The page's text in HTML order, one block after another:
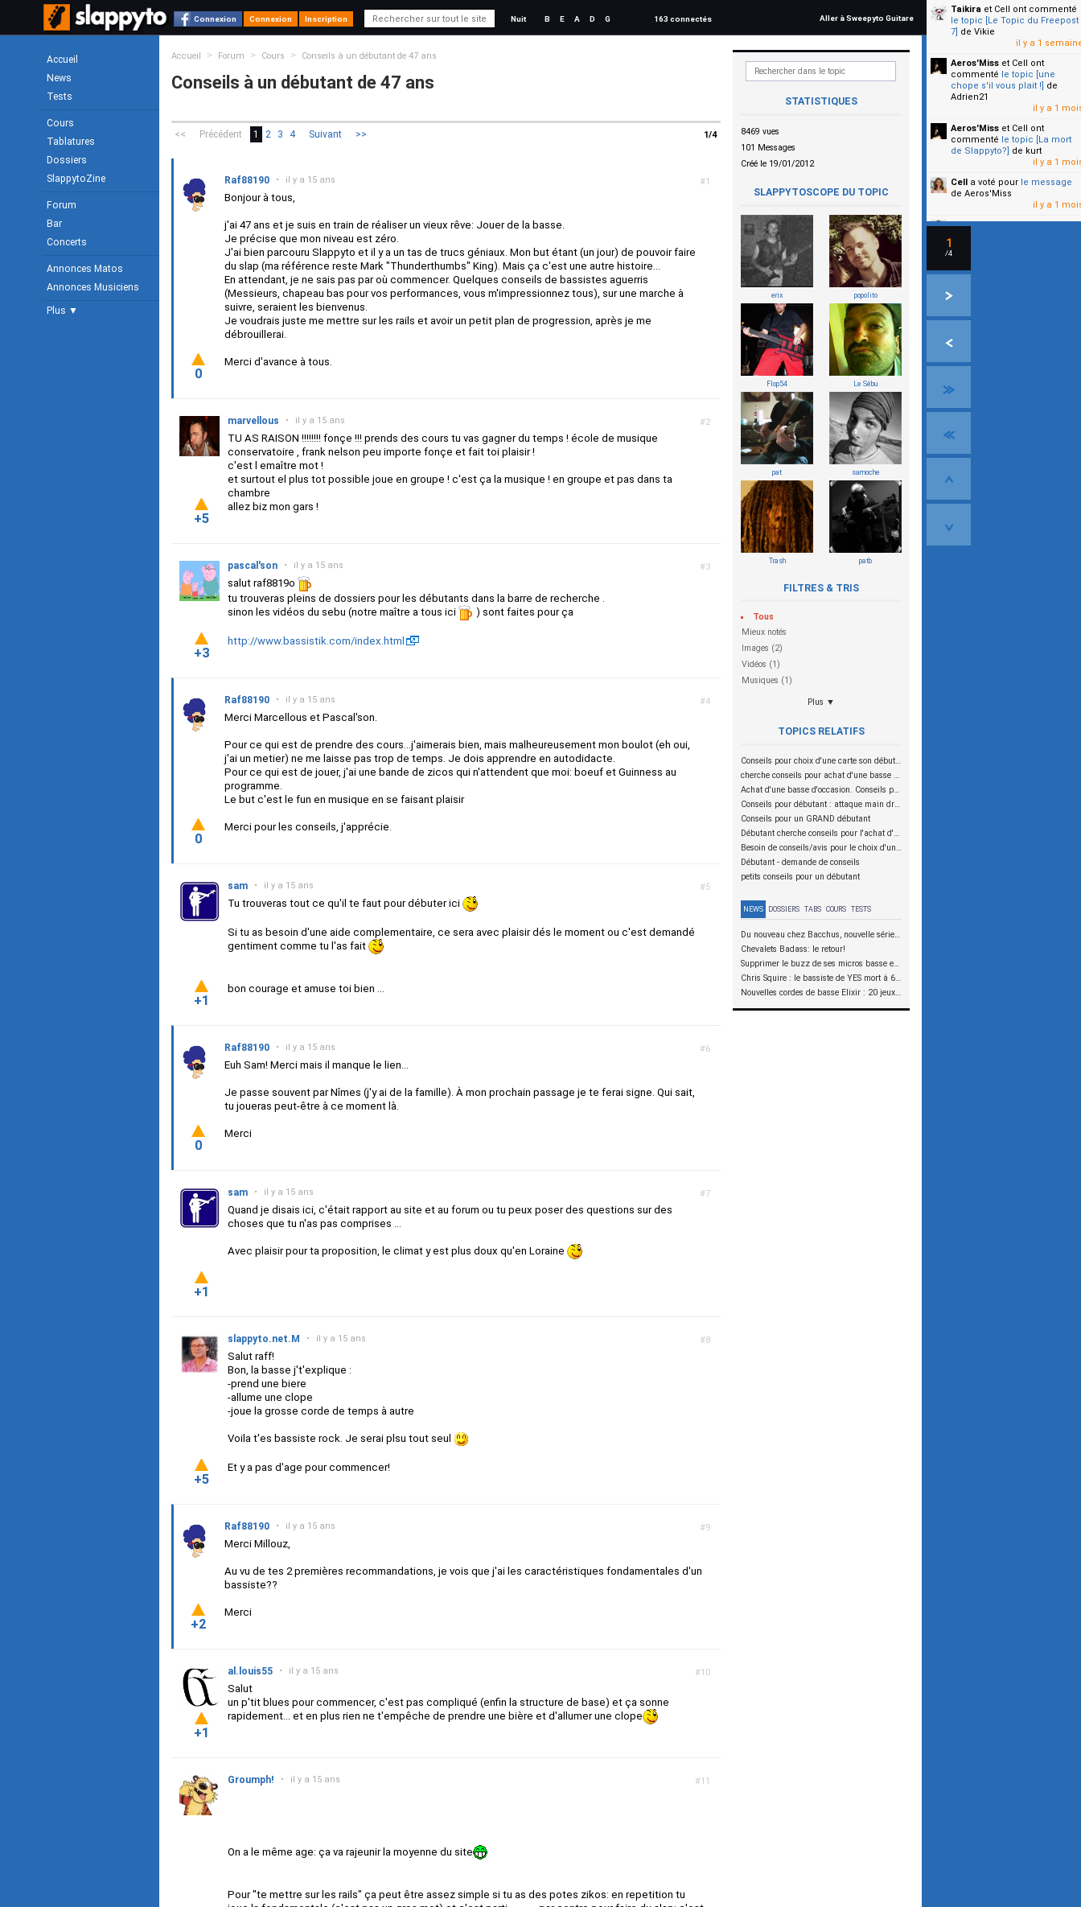
Connexion Connexion Inscription Nuit B E A D G 163 connectés Aller à Sweepyto Guitare
Accueil
News
Tests
Cours
Tablatures
Dossiers
SlappytoZine
Forum
Bar
Concerts
Annonces Matos
Annonces Musiciens
Plus ▼
Accueil > Forum > Cours > Conseils à un débutant de 47 ans
Conseils à un débutant de 47 ans
STATISTIQUES
8469 vues
101 Messages
Créé le 19/01/2012
SLAPPYTOSCOPE DU TOPIC
erix popolito
Flop54 Le Sébu
pat samoche
Trash patb
FILTRES & TRIS
Tous
Mieux notés
Images (2)
Vidéos (1)
Musiques (1)
Plus ▼
TOPICS RELATIFS
Conseils pour choix d'une carte son débutant
cherche conseils pour achat d'une basse et d un ampli pour débutant
Achat d'une basse d'occasion. Conseils pour débutants
Conseils pour débutant : attaque main droite
Conseils pour un GRAND débutant
Débutant cherche conseils pour l'achat d'une basse
Besoin de conseils/avis pour le choix d'une basse (débutant)
Débutant - demande de conseils
petits conseils pour un débutant
NEWS DOSSIERS TABS COURS TESTS
Du nouveau chez Bacchus, nouvelle série SCD
Chevalets Badass: le retour!
Supprimer le buzz de ses micros basse en reliant les aimants à la masse
Chris Squire : le bassiste de YES mort à 67 ans
Nouvelles cordes de basse Elixir : 20 jeux à tester !
1/4
<< Précédent 1 2 3 4 Suivant >>
#1
Raf88190 • il y a 15 ans
Bonjour à tous,
j'ai 47 ans et je suis en train de réaliser un vieux rêve: Jouer de la basse.
Je précise que mon niveau est zéro.
J'ai bien parcouru Slappyto et il y a un tas de trucs géniaux. Mon but étant (un jour) de pouvoir faire
du slap (ma référence reste Mark "Thunderthumbs" King). Mais ça c'est une autre histoire...
En attendant, je ne sais pas par où commencer. Quelques conseils de bassistes aguerris
(Messieurs, chapeau bas pour vos performances, vous m'impressionnez tous), sur une marche à
suivre, seraient les bienvenus.
Je voudrais juste me mettre sur les rails et avoir un petit plan de progression, après je me
débrouillerai.
Merci d'avance à tous.
0
#2
marvellous • il y a 15 ans
TU AS RAISON !!!!!!!! fonçe !!! prends des cours tu vas gagner du temps ! école de musique
conservatoire , frank nelson peu importe fonçe et fait toi plaisir !
c'est l emaître mot !
et surtout el plus tot possible joue en groupe ! c'est ça la musique ! en groupe et pas dans ta
chambre
allez biz mon gars !
+5
#3
pascal'son • il y a 15 ans
salut raf8819o
tu trouveras pleins de dossiers pour les débutants dans la barre de recherche .
sinon les vidéos du sebu (notre maître a tous ici
) sont faites pour ça
http://www.bassistik.com/index.html
+3
#4
Raf88190 • il y a 15 ans
Merci Marcellous et Pascal'son.
Pour ce qui est de prendre des cours...j'aimerais bien, mais malheureusement mon boulot (eh oui,
j'ai un metier) ne me laisse pas trop de temps. Je dois apprendre en autodidacte.
Pour ce qui est de jouer, j'ai une bande de zicos qui n'attendent que moi: boeuf et Guinness au
programme.
Le but c'est le fun en musique en se faisant plaisir
Merci pour les conseils, j'apprécie.
0
#5
sam • il y a 15 ans
Tu trouveras tout ce qu'il te faut pour débuter ici
Si tu as besoin d'une aide complementaire, ce sera avec plaisir dés le moment ou c'est demandé
gentiment comme tu l'as fait
bon courage et amuse toi bien ...
+1
#6
Raf88190 • il y a 15 ans
Euh Sam! Merci mais il manque le lien...
Je passe souvent par Nîmes (j'y ai de la famille). À mon prochain passage je te ferai signe. Qui sait,
tu joueras peut-être à ce moment là.
Merci
0
#7
sam • il y a 15 ans
Quand je disais ici, c'était rapport au site et au forum ou tu peux poser des questions sur des
choses que tu n'as pas comprises ...
Avec plaisir pour ta proposition, le climat y est plus doux qu'en Loraine
+1
#8
slappyto.net.M • il y a 15 ans
Salut raff!
Bon, la basse j't'explique :
-prend une biere
-allume une clope
-joue la grosse corde de temps à autre
Voila t'es bassiste rock. Je serai plsu tout seul
Et y a pas d'age pour commencer!
+5
#9
Raf88190 • il y a 15 ans
Merci Millouz,
Au vu de tes 2 premières recommandations, je vois que j'ai les caractéristiques fondamentales d'un
bassiste??
Merci
+2
#10
al.louis55 • il y a 15 ans
Salut
un p'tit blues pour commencer, c'est pas compliqué (enfin la structure de base) et ça sonne
rapidement... et en plus rien ne t'empêche de prendre une bière et d'allumer une clope
+1
#11
Groumph! • il y a 15 ans
On a le même age: ça va rajeunir la moyenne du site
Pour "te mettre sur les rails" ça peut être assez simple si tu as des potes zikos: en repetition tu
1
/4
Taikira et Cell ont commenté
le topic [Le Topic du Freepost
7] de Vikie
il y a 1
Aeros'Miss et Cell ont
commenté le topic [une
chope s'il vous plait !] de
Adrien21
il y a 1
Aeros'Miss et Cell ont
commenté le topic [La mort
de Slappyto?] de kurt
il y a 1
Cell a voté pour le message
de Aeros'Miss
il y a 1
Cella voté pourle message